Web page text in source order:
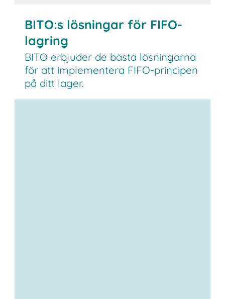
BITO:s lösningar för FIFO-
lagring
BITO erbjuder de bästa lösningarna
för att implementera FIFO-principen
på ditt lager.